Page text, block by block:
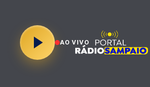
AO VIVO